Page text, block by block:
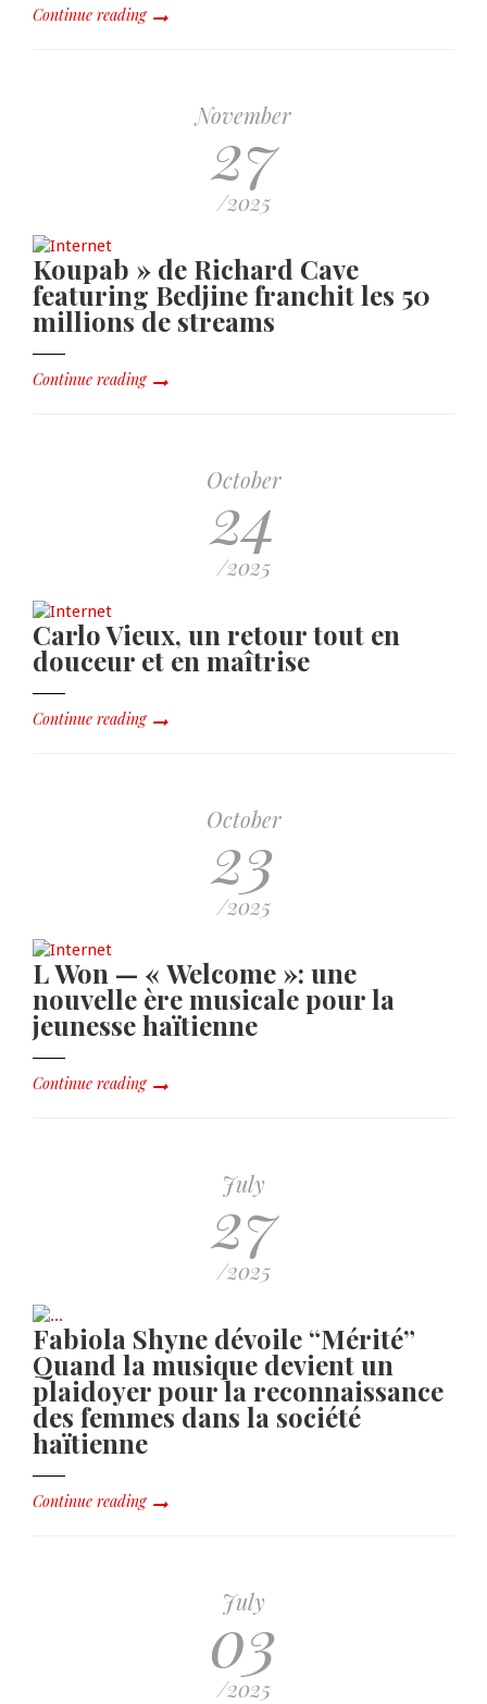
Continue reading
November
27
/2025
Koupab » de Richard Cave
featuring Bedjine franchit les 50
millions de streams
Continue reading
October
24
/2025
Carlo Vieux, un retour tout en
douceur et en maîtrise
Continue reading
October
23
/2025
L Won — « Welcome »: une
nouvelle ère musicale pour la
jeunesse haïtienne
Continue reading
July
27
/2025
Fabiola Shyne dévoile “Mérité”
Quand la musique devient un
plaidoyer pour la reconnaissance
des femmes dans la société
haïtienne
Continue reading
July
03
/2025